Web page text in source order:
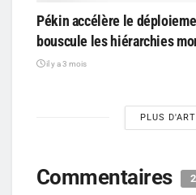
Pékin accélère le
bouscule les hiérarchies
il y a 3 mois
PLUS
Commentaires 2